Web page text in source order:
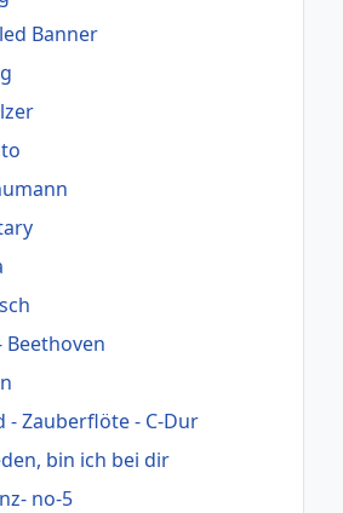
Banner
Beethoven
- Zauberflöte - C-Dur
bin ich bei dir
no-5